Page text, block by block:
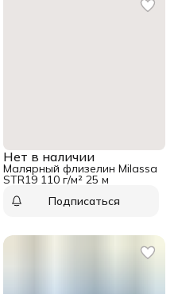
Нет в наличии
Малярный флизелин Milassa
STR19 110 г/м² 25 м
Подписаться